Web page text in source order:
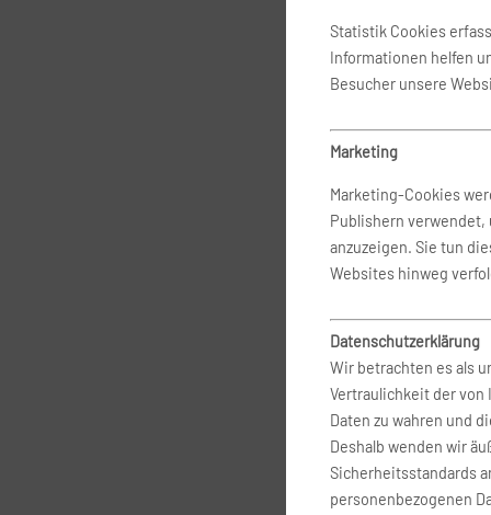
Statistik Cookies
Informationen helfen
Besucher unsere
Marketing
Marketing-Cookies
Publishern
anzuzeigen. Sie tun
Websites hinweg
Datenschutzerklärung
Wir betrachten es als
Vertraulichkeit der
Daten zu wahren und
Deshalb wenden wir
Sicherheitsstandards
personenbezogenen